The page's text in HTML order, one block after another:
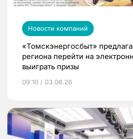
Новости компаний
«Томскэнергосбыт»
региона перейти на
выиграть призы
09:10 / 03.08.26